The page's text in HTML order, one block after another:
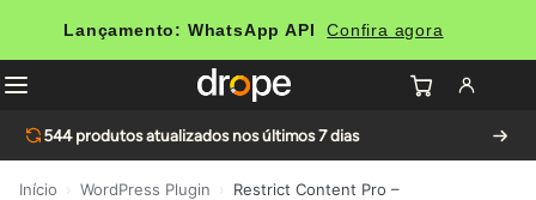
Lançamento: WhatsApp API Confira agora
544produtos atualizados nos últimos 7 dias
Início WordPress Plugin
Restrict Content Pro –